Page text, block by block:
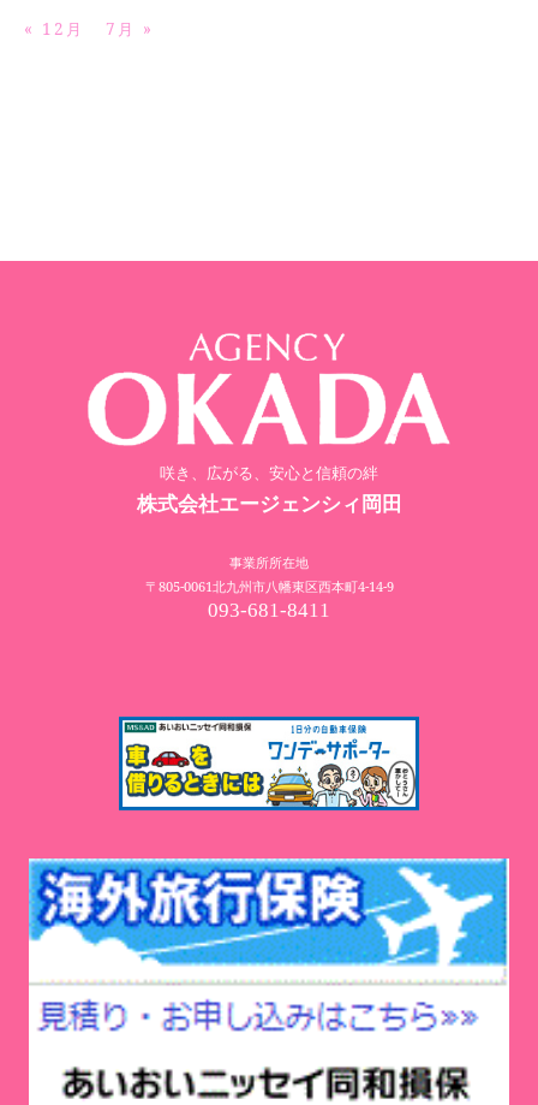
« 12月
7月 »
咲き、広がる、安心と信頼の絆
株式会社エージェンシィ岡田
事業所所在地
〒805-0061北九州市八幡東区西本町4-14-9
093-681-8411